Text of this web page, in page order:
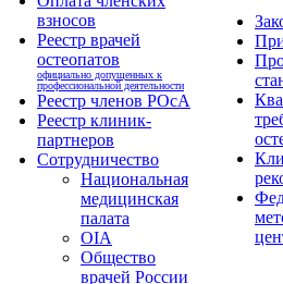
взносов
Реестр врачей
остеопатов
официально допущенных к
профессиональной деятельности
Реестр членов РОсА
Реестр клиник-
партнеров
Сотрудничество
Национальная
медицинская
палата
OIA
Общество
врачей России